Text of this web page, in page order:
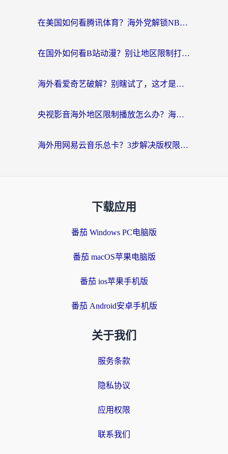
在美国如何看腾讯体育？海外党解锁NBA欧洲杯直播的终极攻略
在国外如何看B站动漫？别让地区限制打断你的追番节奏
海外看爱奇艺破解？别瞎试了，这才是留学生华人追剧看球的正确打开方式
央视影音海外地区限制播放怎么办？海外党亲测有效的回国加速指南
海外用网易云音乐总卡？3步解决版权限制+卡顿，还能听喜马拉雅！
下载应用
番茄 Windows PC电脑版
番茄 macOS苹果电脑版
番茄 ios苹果手机版
番茄 Android安卓手机版
关于我们
服务条款
隐私协议
应用权限
联系我们